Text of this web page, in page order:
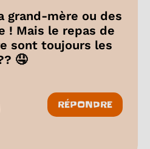
grand-mère ou des
! Mais le repas de
sont toujours les
🤤
les réactions
RÉPONDRE